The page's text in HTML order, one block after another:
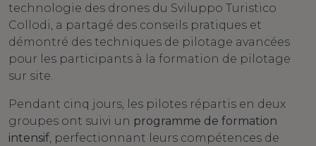
technologie des drones du Sviluppo Turistico
Collodi, a partagé des conseils pratiques et
démontré des techniques de pilotage avancées
pour les participants à la formation de pilotage
sur site.
Pendant cinq jours, les pilotes répartis en deux
groupes ont suivi un programme de formation
intensif, perfectionnant leurs compétences de